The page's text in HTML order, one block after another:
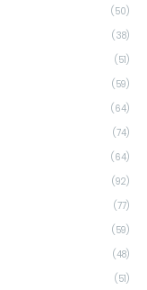
(50)
(38)
(51)
(59)
(64)
(74)
(64)
(92)
(77)
(59)
(48)
(51)